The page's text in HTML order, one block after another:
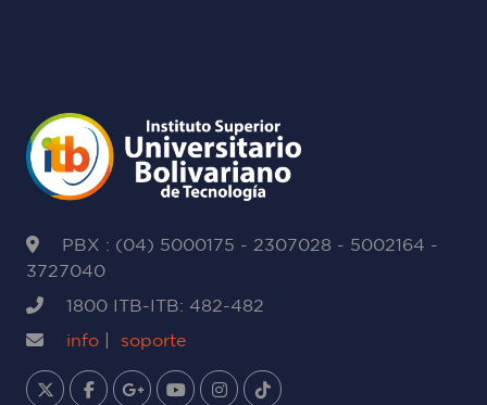
PBX : (04) 5000175 - 2307028 - 5002164 -
3727040
1800 ITB-ITB: 482-482
info
soporte